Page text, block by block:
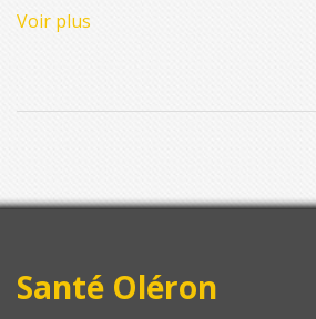
2026.
Voir plus
Santé Oléron